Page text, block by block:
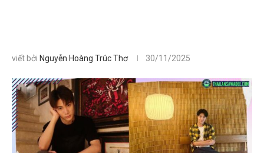
viết bởi Nguyễn Hoàng Trúc Thơ 30/11/2025